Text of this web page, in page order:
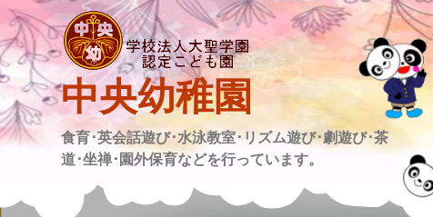
Skip
to
content
中央幼稚園
食育･英会話遊び･水泳教室･リズム遊び･劇遊び･茶
道･坐禅･園外保育などを行っています。